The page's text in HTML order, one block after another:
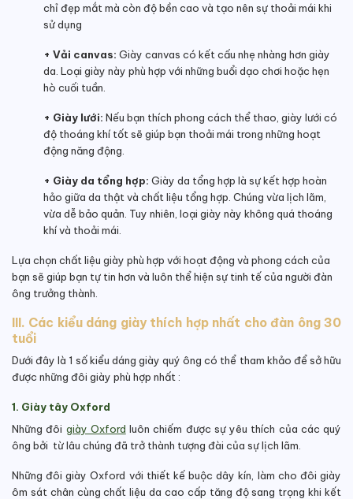
chỉ đẹp mắt mà còn độ bền cao và tạo nên sự thoải mái khi
sử dụng
+ Vải canvas: Giày canvas có kết cấu nhẹ nhàng hơn giày
da. Loại giày này phù hợp với những buổi dạo chơi hoặc hẹn
hò cuối tuần.
+ Giày lưới: Nếu bạn thích phong cách thể thao, giày lưới có
độ thoáng khí tốt sẽ giúp bạn thoải mái trong những hoạt
động năng động.
+ Giày da tổng hợp: Giày da tổng hợp là sự kết hợp hoàn
hảo giữa da thật và chất liệu tổng hợp. Chúng vừa lịch lãm,
vừa dễ bảo quản. Tuy nhiên, loại giày này không quá thoáng
khí và thoải mái.
Lựa chọn chất liệu giày phù hợp với hoạt động và phong cách của
bạn sẽ giúp bạn tự tin hơn và luôn thể hiện sự tinh tế của người đàn
ông trưởng thành.
III. Các kiểu dáng giày thích hợp nhất cho đàn ông 30
tuổi
Dưới đây là 1 số kiểu dáng giày quý ông có thể tham khảo để sở hữu
được những đôi giày phù hợp nhất :
1. Giày tây Oxford
Những đôi giày Oxford luôn chiếm được sự yêu thích của các quý
ông bởi từ lâu chúng đã trở thành tượng đài của sự lịch lãm.
Những đôi giày Oxford với thiết kế buộc dây kín, làm cho đôi giày
ôm sát chân cùng chất liệu da cao cấp tăng độ sang trọng khi kết